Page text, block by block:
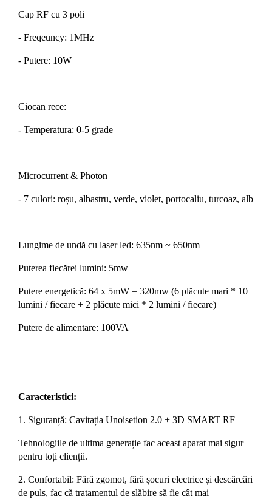
Cap RF cu 3 poli
- Freqeuncy: 1MHz
- Putere: 10W
Ciocan rece:
- Temperatura: 0-5 grade
Microcurrent & Photon
- 7 culori: roșu, albastru, verde, violet, portocaliu, turcoaz, alb
Lungime de undă cu laser led: 635nm ~ 650nm
Puterea fiecărei lumini: 5mw
Putere energetică: 64 x 5mW = 320mw (6 plăcute mari * 10
lumini / fiecare + 2 plăcute mici * 2 lumini / fiecare)
Putere de alimentare: 100VA
Caracteristici:
1. Siguranță: Cavitația Unoisetion 2.0 + 3D SMART RF
Tehnologiile de ultima generație fac aceast aparat mai sigur
pentru toți clienții.
2. Confortabil: Fără zgomot, fără șocuri electrice și descărcări
de puls, fac că tratamentul de slăbire să fie cât mai